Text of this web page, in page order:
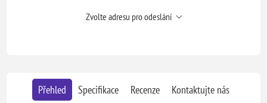
Zvolte adresu pro odeslání
Přehled Specifikace Recenze Kontaktujte nás